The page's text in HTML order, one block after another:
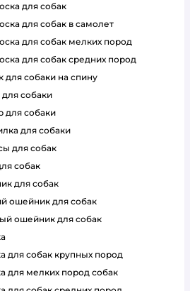
для собак
для собак в самолет
для собак мелких пород
для собак средних пород
для собаки на спину
для собаки
для собаки
для собаки
для собак
собак
для собак
ошейник для собак
ошейник для собак
для собак крупных пород
для мелких пород собак